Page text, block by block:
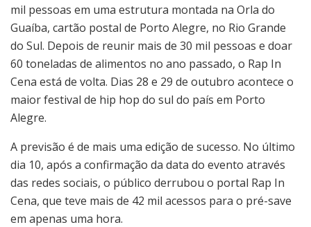
mil pessoas em uma estrutura montada na Orla do
Guaíba, cartão postal de Porto Alegre, no Rio Grande
do Sul. Depois de reunir mais de 30 mil pessoas e doar
60 toneladas de alimentos no ano passado, o Rap In
Cena está de volta. Dias 28 e 29 de outubro acontece o
maior festival de hip hop do sul do país em Porto
Alegre.
A previsão é de mais uma edição de sucesso. No último
dia 10, após a confirmação da data do evento através
das redes sociais, o público derrubou o portal Rap In
Cena, que teve mais de 42 mil acessos para o pré-save
em apenas uma hora.